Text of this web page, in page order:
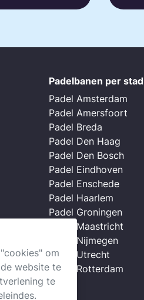
om
website te
te
Padelbanen per stad
Padel Amsterdam
Padel Amersfoort
Padel Breda
Padel Den Haag
Padel Den Bosch
Padel Eindhoven
Padel Enschede
Padel Haarlem
Padel Groningen
Padel Maastricht
Padel Nijmegen
Padel Utrecht
Padel Rotterdam